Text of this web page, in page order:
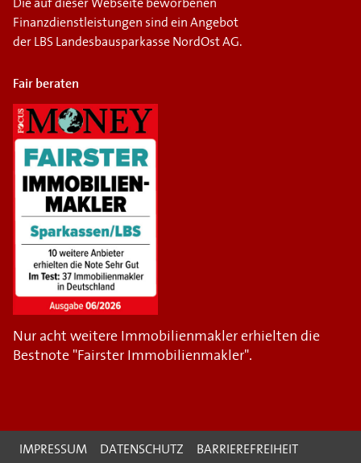
Die auf dieser Webseite beworbenen
Finanzdienstleistungen sind ein Angebot
der LBS Landesbausparkasse NordOst AG.
Fair beraten
Nur acht weitere Immobilienmakler erhielten die
Bestnote "Fairster Immobilienmakler".
IMPRESSUM DATENSCHUTZ BARRIEREFREIHEIT